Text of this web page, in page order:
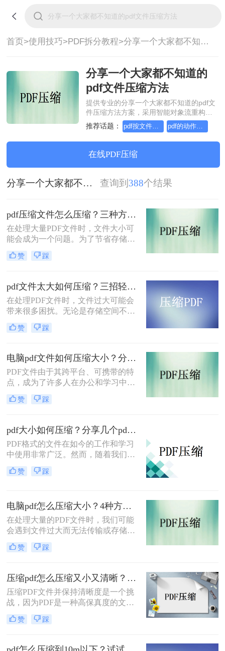
首页>使用技巧>PDF拆分教程> 分享一个大家都不知道的pdf文件压缩方法
分享一个大家都不知道的
pdf文件压缩方法
提供专业的分享一个大家都不知道的pdf文
件压缩方法方案，采用智能对象流重构技
术，确保文档1:1高保真还原且排版不乱
码。支持一键批量处理，全链路 SSL 加密
保障隐私安全。助您快速实现分享一个大
家都不知道的pdf文件压缩方法，无需安
装，高效办公。
推荐话题： pdf按文件大小分割
在线PDF压缩
分享一个大家都不知道的pdf文件压缩方法 查询到 388个结果
pdf压缩文件怎么压缩？三种方法助你轻松实现文件大小优化！
​在处理大量PDF文件时，文件大小可
能会成为一个问题。为了节省存储空
间并提高传输效率，对PDF文件进行
压缩是一个很好的选择。本文将介绍
PDF文件，帮助您轻松实现文件大小
的优化。
赞 踩
pdf文件太大如何压缩？三招轻松压缩，让存储和传输更高效！
在处理PDF文件时，文件过大可能会
带来很多困扰。无论是存储空间不
足，还是传输速度过慢，都会给我们
的工作和生活带来不便。那么，pdf文
方法，帮助您轻松压缩PDF文件，优
化文件大小，提高存储和传输效率。
赞 踩
电脑pdf文件如何压缩大小？分享2个好用的方法！
PDF文件由于其跨平台、可携带的特
点，成为了许多人在办公和学习中常
用的文件格式。然而，有时候我们会
遇到PDF文件过大，导致传输或存储
压缩大小呢？本文将介绍几种常见的
电脑PDF文件压缩大小的方法。
赞 踩
pdf大小如何压缩？分享几个pdf压缩技巧！
PDF格式的文件在如今的工作和学习
中使用非常广泛。然而，随着我们使
用PDF文件的频率增加，文件的大小
也越来越大，给我们的存储和传输带
帮助您轻松解决文件存储问题。
赞 踩
电脑pdf怎么压缩大小？4种方法教你轻松搞定！
在处理大量的PDF文件时，我们可能
会遇到文件过大而无法传输或存储的
问题。这时，我们可以使用一些技巧
和方法来压缩PDF文件的大小，使其
电脑pdf怎么压缩大小的方法。
赞 踩
压缩pdf怎么压缩又小又清晰？分享2个好用的方法！
压缩PDF文件并保持清晰度是一个挑
战，因为PDF是一种高保真度的文档
格式，通常会占用较大的存储空间。
但是，有一些方法可以帮助您将PDF
晰度和质量。下面一起看看压缩pdf怎
赞 踩